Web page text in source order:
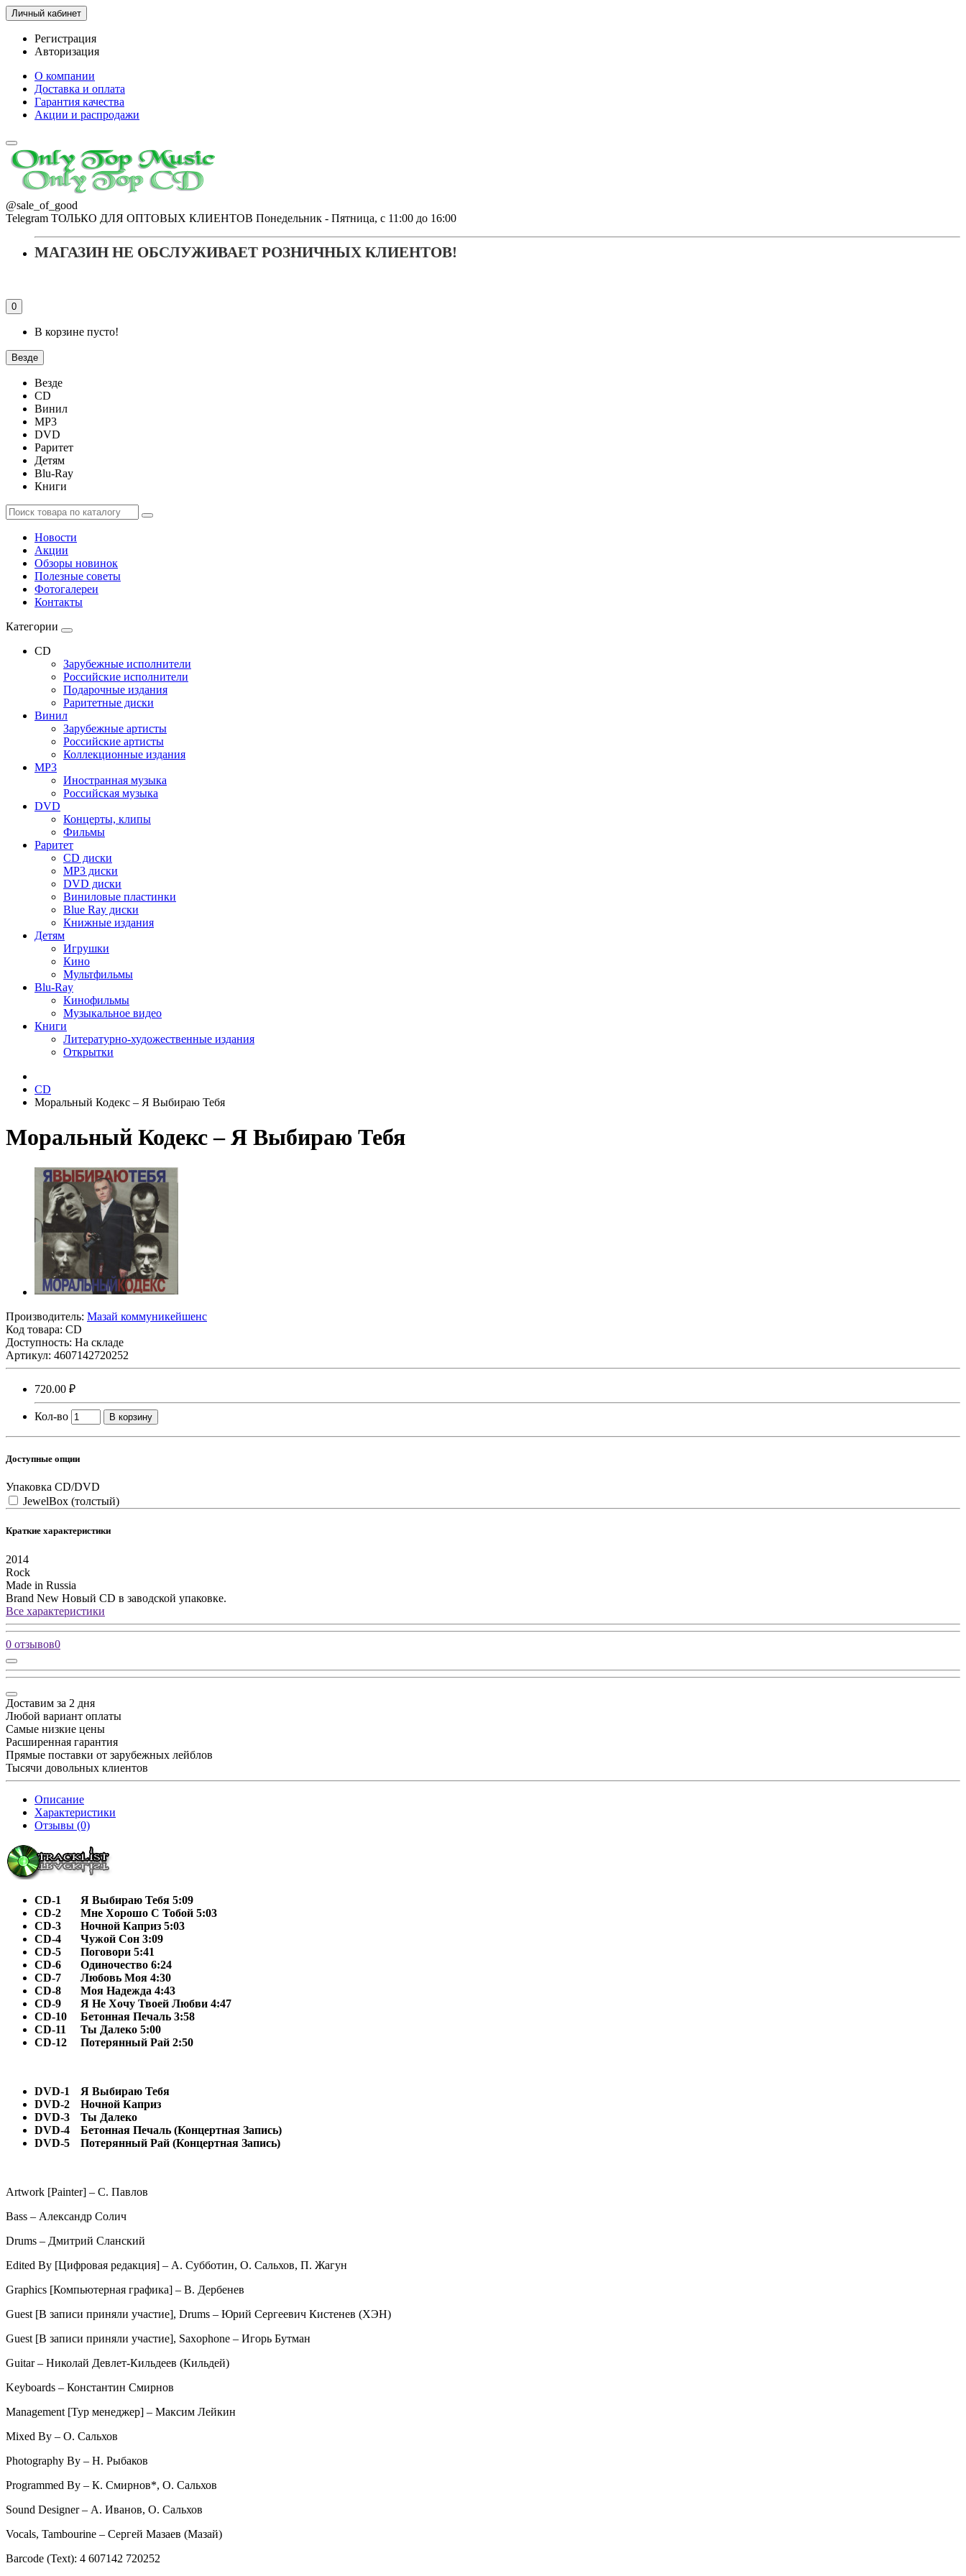
Личный кабинет
Регистрация
Авторизация
О компании
Доставка и оплата
Гарантия качества
Акции и распродажи
@sale_of_good
Telegram ТОЛЬКО ДЛЯ ОПТОВЫХ КЛИЕНТОВ Понедельник - Пятница, с 11:00 до 16:00
МАГАЗИН НЕ ОБСЛУЖИВАЕТ РОЗНИЧНЫХ КЛИЕНТОВ!
0
В корзине пусто!
Везде
Везде
CD
Винил
MP3
DVD
Раритет
Детям
Blu-Ray
Книги
Новости
Акции
Обзоры новинок
Полезные советы
Фотогалереи
Контакты
Категории
CD
Зарубежные исполнители
Российские исполнители
Подарочные издания
Раритетные диски
Винил
Зарубежные артисты
Российские артисты
Коллекционные издания
MP3
Иностранная музыка
Российская музыка
DVD
Концерты, клипы
Фильмы
Раритет
CD диски
MP3 диски
DVD диски
Виниловые пластинки
Blue Ray диски
Книжные издания
Детям
Игрушки
Кино
Мультфильмы
Blu-Ray
Кинофильмы
Музыкальное видео
Книги
Литературно-художественные издания
Открытки
CD
Моральный Кодекс ‎– Я Выбираю Тебя
Моральный Кодекс ‎– Я Выбираю Тебя
Производитель: Мазай коммуникейшенс
Код товара: CD
Доступность: На складе
Артикул: 4607142720252
720.00 ₽
Кол-во В корзину
Доступные опции
Упаковка CD/DVD
JewelBox (толстый)
Краткие характеристики
2014
Rock
Made in Russia
Brand New Новый CD в заводской упаковке.
Все характеристики
0 отзывов0
Доставим за 2 дня
Любой вариант оплаты
Самые низкие цены
Расширенная гарантия
Прямые поставки от зарубежных лейблов
Тысячи довольных клиентов
Описание
Характеристики
Отзывы (0)
CD-1
Я Выбираю Тебя 5:09
CD-2
Мне Хорошо С Тобой 5:03
CD-3
Ночной Каприз 5:03
CD-4
Чужой Сон 3:09
CD-5
Поговори 5:41
CD-6
Одиночество 6:24
CD-7
Любовь Моя 4:30
CD-8
Моя Надежда 4:43
CD-9
Я Не Хочу Твоей Любви 4:47
CD-10
Бетонная Печаль 3:58
CD-11
Ты Далеко 5:00
CD-12
Потерянный Рай 2:50
DVD-1
Я Выбираю Тебя
DVD-2
Ночной Каприз
DVD-3
Ты Далеко
DVD-4
Бетонная Печаль (Концертная Запись)
DVD-5
Потерянный Рай (Концертная Запись)
Artwork [Painter] – С. Павлов
Bass – Александр Солич
Drums – Дмитрий Сланский
Edited By [Цифровая редакция] – А. Субботин, О. Сальхов, П. Жагун
Graphics [Компьютерная графика] – В. Дербенев
Guest [В записи приняли участие], Drums – Юрий Сергеевич Кистенев (ХЭН)
Guest [В записи приняли участие], Saxophone – Игорь Бутман
Guitar – Николай Девлет-Кильдеев (Кильдей)
Keyboards – Константин Смирнов
Management [Тур менеджер] – Максим Лейкин
Mixed By – О. Сальхов
Photography By – Н. Рыбаков
Programmed By – К. Смирнов*, О. Сальхов
Sound Designer – А. Иванов, О. Сальхов
Vocals, Tambourine – Сергей Мазаев (Мазай)
Barcode (Text): 4 607142 720252